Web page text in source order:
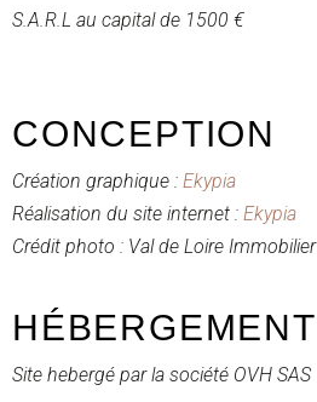
S.A.R.L au capital de 1500 €
CONCEPTION
Création graphique : Ekypia
Réalisation du site internet : Ekypia
Crédit photo : Val de Loire Immobilier
HÉBERGEMENT
Site hebergé par la société OVH SAS
Contact